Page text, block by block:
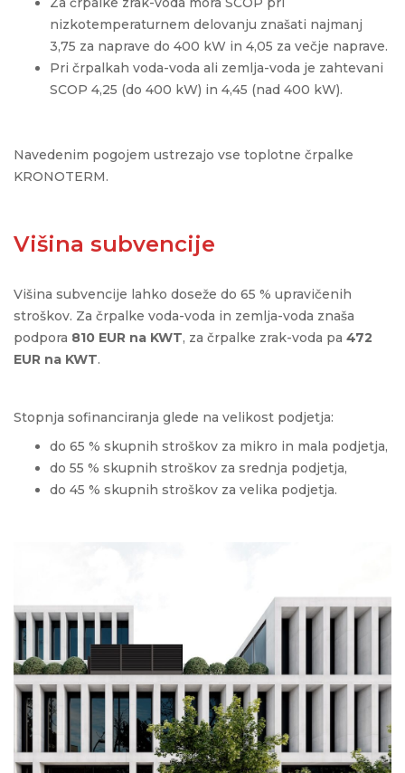
nizkotemperaturnem delovanju znašati najmanj
3,75 za naprave do 400 kW in 4,05 za večje naprave.
Pri črpalkah voda-voda ali zemlja-voda je zahtevani
SCOP 4,25 (do 400 kW) in 4,45 (nad 400 kW).
Navedenim pogojem ustrezajo vse toplotne črpalke
KRONOTERM.
Višina subvencije
Višina subvencije lahko doseže do 65 % upravičenih
stroškov. Za črpalke voda-voda in zemlja-voda znaša
podpora 810 EUR na KWT, za črpalke zrak-voda pa 472
EUR na KWT.
Stopnja sofinanciranja glede na velikost podjetja:
do 65 % skupnih stroškov za mikro in mala podjetja,
do 55 % skupnih stroškov za srednja podjetja,
do 45 % skupnih stroškov za velika podjetja.